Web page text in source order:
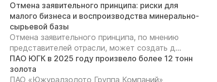
Отмена заявительного принципа: риски для
малого бизнеса и воспроизводства минерально-
сырьевой базы
Отмена заявительного принципа, по мнению
представителей отрасли, может создать д...
ПАО ЮГК в 2025 году произвело более 12 тонн
золота
ПАО «Южуралзолото Группа Компаний»